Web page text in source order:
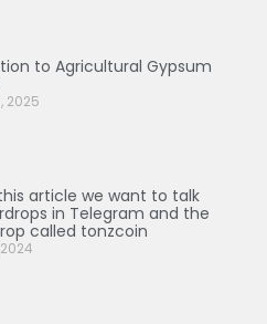
to Agricultural Gypsum
2025
article we want to talk
in Telegram and the
called tonzcoin